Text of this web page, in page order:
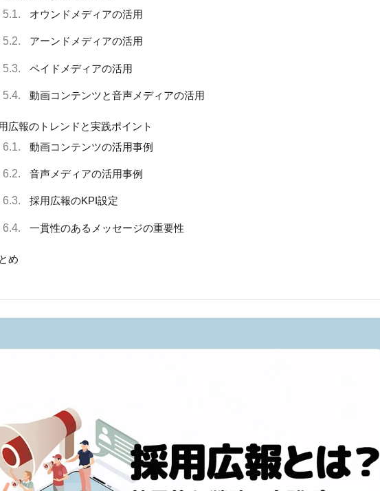
5.1. オウンドメディアの活用
5.2. アーンドメディアの活用
5.3. ペイドメディアの活用
5.4. 動画コンテンツと音声メディアの活用
広報のトレンドと実践ポイント
6.1. 動画コンテンツの活用事例
6.2. 音声メディアの活用事例
6.3. 採用広報のKPI設定
6.4. 一貫性のあるメッセージの重要性
め